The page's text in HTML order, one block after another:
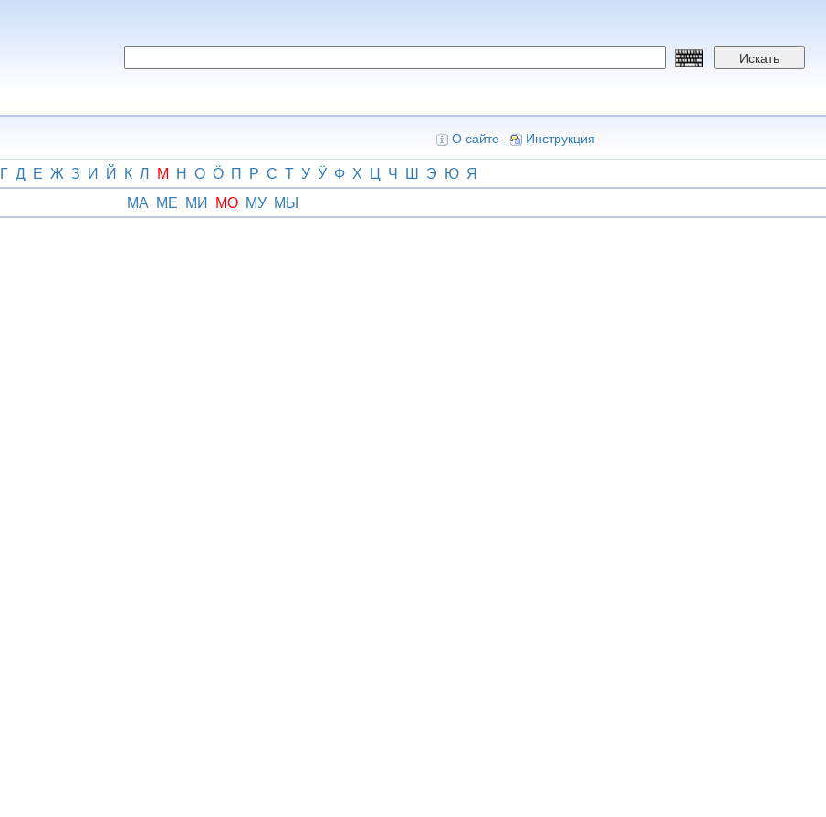
Искать
О сайте Инструкция
Г Д Е Ж З И Й К Л М Н О Ӧ П Р С Т У Ӱ Ф Х Ц Ч Ш Э Ю Я
МА МЕ МИ МО МУ МЫ